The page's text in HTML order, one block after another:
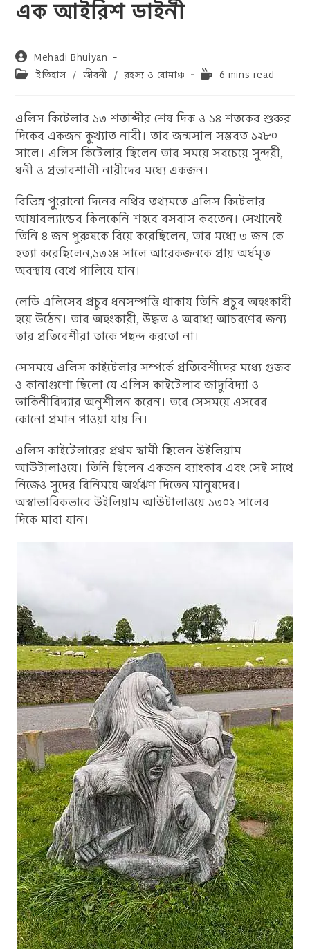
এক আইরিশ ডাইনী
Post
author:
Mehadi Bhuiyan
Postইতিহাস / জীবনী / রহস্য ও রোমাঞ্চ
Reading6 mins read
এলিস কিটেলার ১৩ শতাব্দীর শেষ দিক ও ১৪ শতকের শুরুর
দিকের একজন কুখ্যাত নারী। তার জন্মসাল সম্ভবত ১২৮০
সালে। এলিস কিটেলার ছিলেন তার সময়ে সবচেয়ে সুন্দরী,
ধনী ও প্রভাবশালী নারীদের মধ্যে একজন।
বিভিন্ন পুরোনো দিনের নথির তথ্যমতে এলিস কিটেলার
আয়ারল্যান্ডের কিলকেনি শহরে বসবাস করতেন। সেখানেই
তিনি ৪ জন পুরুষকে বিয়ে করেছিলেন, তার মধ্যে ৩ জন কে
হত্যা করেছিলেন,১৩২৪ সালে আরেকজনকে প্রায় অর্ধমৃত
অবস্থায় রেখে পালিয়ে যান।
লেডি এলিসের প্রচুর ধনসম্পত্তি থাকায় তিনি প্রচুর অহংকারী
হয়ে উঠেন। তার অহংকারী, উদ্ধত ও অবাধ্য আচরণের জন্য
তার প্রতিবেশীরা তাকে পছন্দ করতো না।
সেসময়ে এলিস কাইটেলার সম্পর্কে প্রতিবেশীদের মধ্যে গুজব
ও কানাগুশো ছিলো যে এলিস কাইটেলার জাদুবিদ্যা ও
ডাকিনীবিদ্যার অনুশীলন করেন। তবে সেসময়ে এসবের
কোনো প্রমান পাওয়া যায় নি।
এলিস কাইটেলারের প্রথম স্বামী ছিলেন উইলিয়াম
আউটালাওয়ে। তিনি ছিলেন একজন ব্যাংকার এবং সেই সাথে
নিজেও সুদের বিনিময়ে অর্থঋণ দিতেন মানুষদের।
অস্বাভাবিকভাবে উইলিয়াম আউটালাওয়ে ১৩০২ সালের
দিকে মারা যান।